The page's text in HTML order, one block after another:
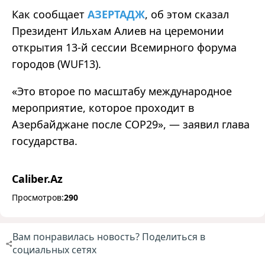
Как сообщает АЗЕРТАДЖ, об этом сказал
Президент Ильхам Алиев на церемонии
открытия 13-й сессии Всемирного форума
городов (WUF13).
«Это второе по масштабу международное
мероприятие, которое проходит в
Азербайджане после COP29», — заявил глава
государства.
Caliber.Az
Просмотров:290
Вам понравилась новость? Поделиться в
социальных сетях